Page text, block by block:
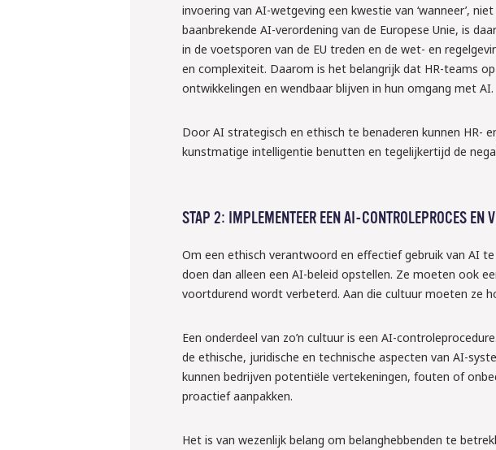
invoering van AI-wetgeving een kwestie van ‘wanneer’,
baanbrekende AI-verordening van de Europese Unie, is
in de voetsporen van de EU treden en de wet- en
en complexiteit. Daarom is het belangrijk dat HR-teams
ontwikkelingen en wendbaar blijven in hun omgang met AI.
Door AI strategisch en ethisch te benaderen kunnen HR-
kunstmatige intelligentie benutten en tegelijkertijd de
STAP 2: IMPLEMENTEER EEN AI-CONTROLEPROCES EN
Om een ethisch verantwoord en effectief gebruik van AI
doen dan alleen een AI-beleid opstellen. Ze moeten ook
voortdurend wordt verbeterd. Aan die cultuur moeten ze
Een onderdeel van zo’n cultuur is een AI-
de ethische, juridische en technische aspecten van AI-
kunnen bedrijven potentiële vertekeningen, fouten of
proactief aanpakken.
Het is van wezenlijk belang om belanghebbenden te